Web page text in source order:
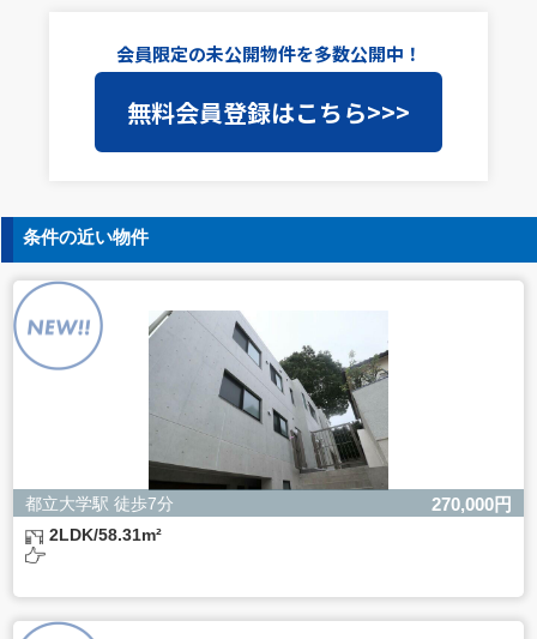
4. 個人情報取扱いの委託
当社は事業運営上、前項利用目的の範囲に限って個人情報
を外部に委託することがあります。この場合、個人情報保
護水準の高い委託先を選定し、個人情報の適正管理・機密
保持についての契約を交わし、適切な管理を実施させま
5. 個人情報の開示等の請求
ご本人様は、当社に対してご自身の個人情報の開示等（利
用目的の通知、開示、内容の訂正・追加・削除、利用の停
止または消去、第三者への提供の停止）に関して、下記の
当社問合わせ窓口に申し出ることができます。その際、当
社はお客様ご本人を確認させていただいたうえで、合理的
な間内に対応いたします。
【お問合せ窓口】
株式会社バレッグス 個人情報問合せ窓口
住所 東京都目黒区鷹番2-5-21
電話 03-3794-1115
お問合せメールアドレス privacy@balleggs.co.jp
受付時間：平日10：30～17：00 ※弊社公休日を除く
よるものです。
会員限定の未公開物件を多数公開中！
無料会員登録はこちら>>>
条件の近い物件
都立大学駅 徒歩7分 270,000円
2LDK/58.31m²